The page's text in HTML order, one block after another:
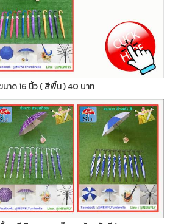
นาด 16 นิ้ว ( สีพื้น ) 40 บาท